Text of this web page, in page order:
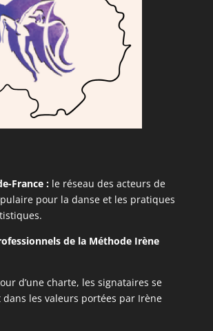
France:le réseau des acteurs de
pour la danse et les pratiques
de la Méthode Irène
d’une charte, les signataires se
dans les valeurs portées par Irène